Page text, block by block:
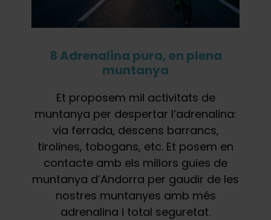
8 Adrenalina pura, en plena
muntanya
Et proposem mil activitats de
muntanya per despertar l’adrenalina:
via ferrada, descens barrancs,
tirolines, tobogans, etc. Et posem en
contacte amb els millors guies de
muntanya d’Andorra per gaudir de les
nostres muntanyes amb més
adrenalina i total seguretat.